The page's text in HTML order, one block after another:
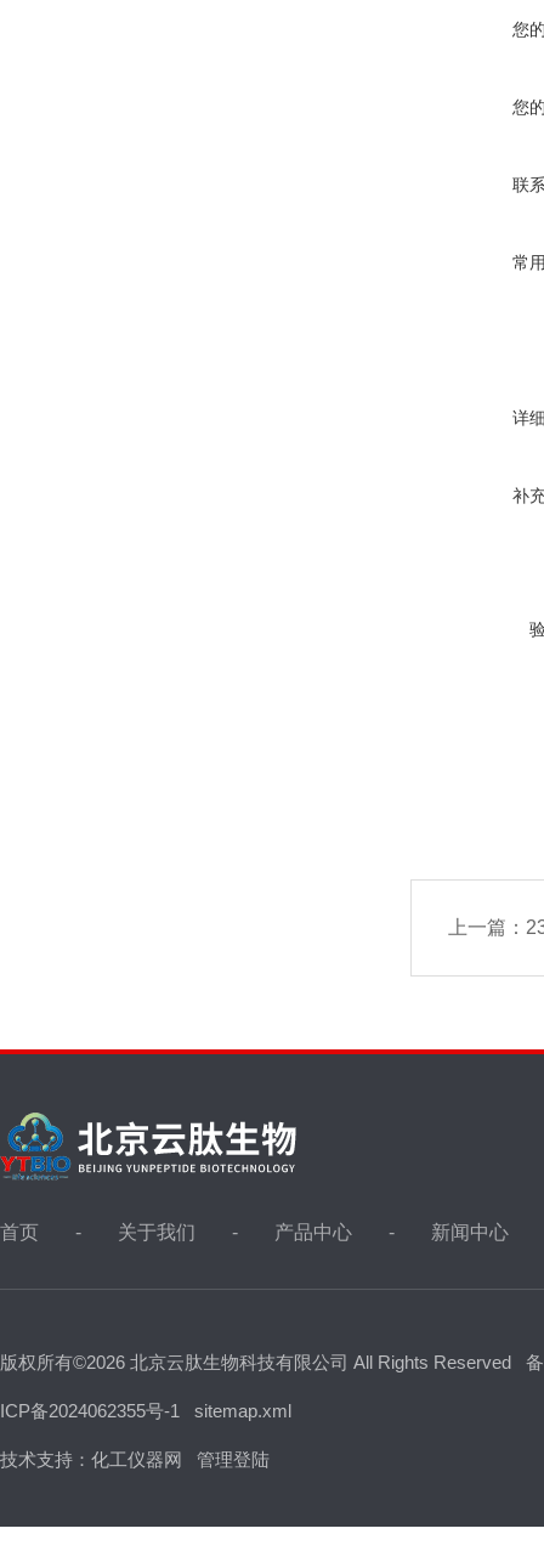
您
您
联
常
详
补
上一篇：
首页 关于我们 产品中心 新闻中心
版权所有©2026 北京云肽生物科技有限公司 All Rights Reserved
ICP备2024062355号-1 sitemap.xml
技术支持： 化工仪器网 管理登陆